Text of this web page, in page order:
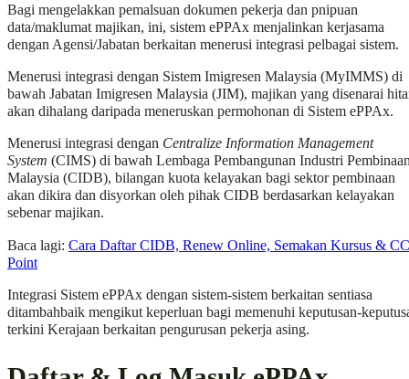
Bagi mengelakkan pemalsuan dokumen pekerja dan pnipuan
data/maklumat majikan, ini, sistem ePPAx menjalinkan kerjasama
dengan Agensi/Jabatan berkaitan menerusi integrasi pelbagai sistem.
Menerusi integrasi dengan Sistem Imigresen Malaysia (MyIMMS) di
bawah Jabatan Imigresen Malaysia (JIM), majikan yang disenarai
akan dihalang daripada meneruskan permohonan di Sistem ePPAx.
Menerusi integrasi dengan Centralize Information Management
System (CIMS) di bawah Lembaga Pembangunan Industri
Malaysia (CIDB), bilangan kuota kelayakan bagi sektor pembinaan
akan dikira dan disyorkan oleh pihak CIDB berdasarkan kelayakan
sebenar majikan.
Baca lagi: Cara Daftar CIDB, Renew Online, Semakan Kursus &
Point
Integrasi Sistem ePPAx dengan sistem-sistem berkaitan sentiasa
ditambahbaik mengikut keperluan bagi memenuhi keputusan-
terkini Kerajaan berkaitan pengurusan pekerja asing.